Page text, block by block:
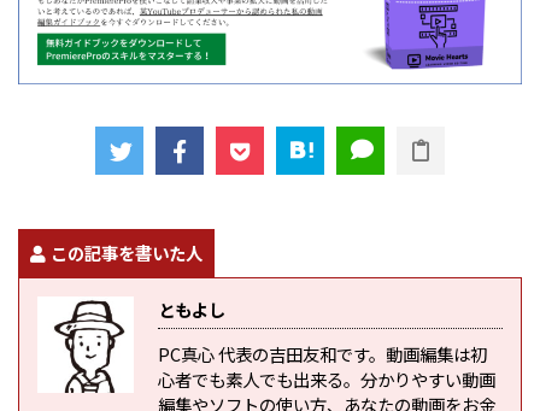
この記事を書いた人
ともよし
PC真心 代表の吉田友和です。動画編集は初
心者でも素人でも出来る。分かりやすい動画
編集やソフトの使い方、あなたの動画をお金